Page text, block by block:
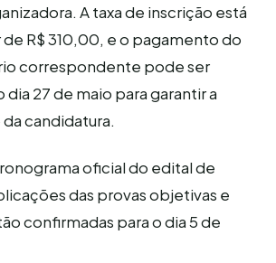
A taxa de inscrição está
de R$ 310,00, e o pagamento do
correspondente pode ser
dia 27 de maio para garantir a
candidatura.
oficial do edital de
das provas objetivas e
confirmadas para o dia 5 de